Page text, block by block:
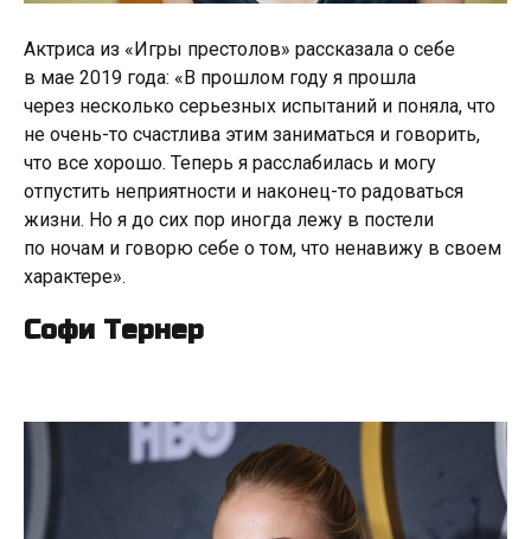
Актриса из «Игры престолов» рассказала о себе
в мае 2019 года: «В прошлом году я прошла
через несколько серьезных испытаний и поняла, что
не очень-то счастлива этим заниматься и говорить,
что все хорошо. Теперь я расслабилась и могу
отпустить неприятности и наконец-то радоваться
жизни. Но я до сих пор иногда лежу в постели
по ночам и говорю себе о том, что ненавижу в своем
характере».
Софи Тернер